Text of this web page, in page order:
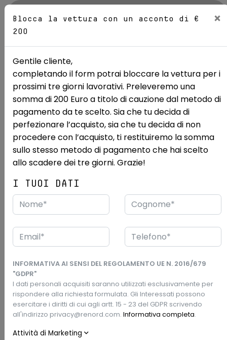
Sedi
Mostra le 17 foto
Usate Ssangyong Korando
SSANGYONG Korando 1.5 GDI-
Turbo Dream 2WD Aisin
USATO RENORD PRIME CAMBIO AUTOMATICO
5/2024 12.209 km
Desideri vedere questa vettura dal vivo?
Vieni a vederla presso:Renord S.p.a.
Via Padana Superiore, 38 - 20065 Inzago, MI
360°
Prezzo Renord
€19.490 Richiedi un preventivo
Blocca la vettura con un acconto di €
200
×
Gentile cliente,
completando il form potrai bloccare la vettura per i
prossimi tre giorni lavorativi. Preleveremo una
somma di 200 Euro a titolo di cauzione dal metodo di
pagamento da te scelto. Sia che tu decida di
perfezionare l’acquisto, sia che tu decida di non
procedere con l’acquisto, ti restituiremo la somma
sullo stesso metodo di pagamento che hai scelto
allo scadere dei tre giorni. Grazie!
I TUOI DATI
INFORMATIVA AI SENSI DEL REGOLAMENTO UE N. 2016/679
"GDPR"
I dati personali acquisiti saranno utilizzati esclusivamente per
rispondere alla richiesta formulata. Gli Interessati possono
esercitare i diritti di cui agli artt. 15 - 23 del GDPR scrivendo
all'indirizzo privacy@renord.com. Informativa completa.
Attività di Marketing